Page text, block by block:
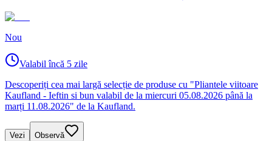
Nou
Valabil încă 5 zile
Descoperiți cea mai largă selecție de produse cu "Pliantele viitoare
Kaufland - Ieftin si bun valabil de la miercuri 05.08.2026 până la
marți 11.08.2026" de la Kaufland.
Vezi Observă